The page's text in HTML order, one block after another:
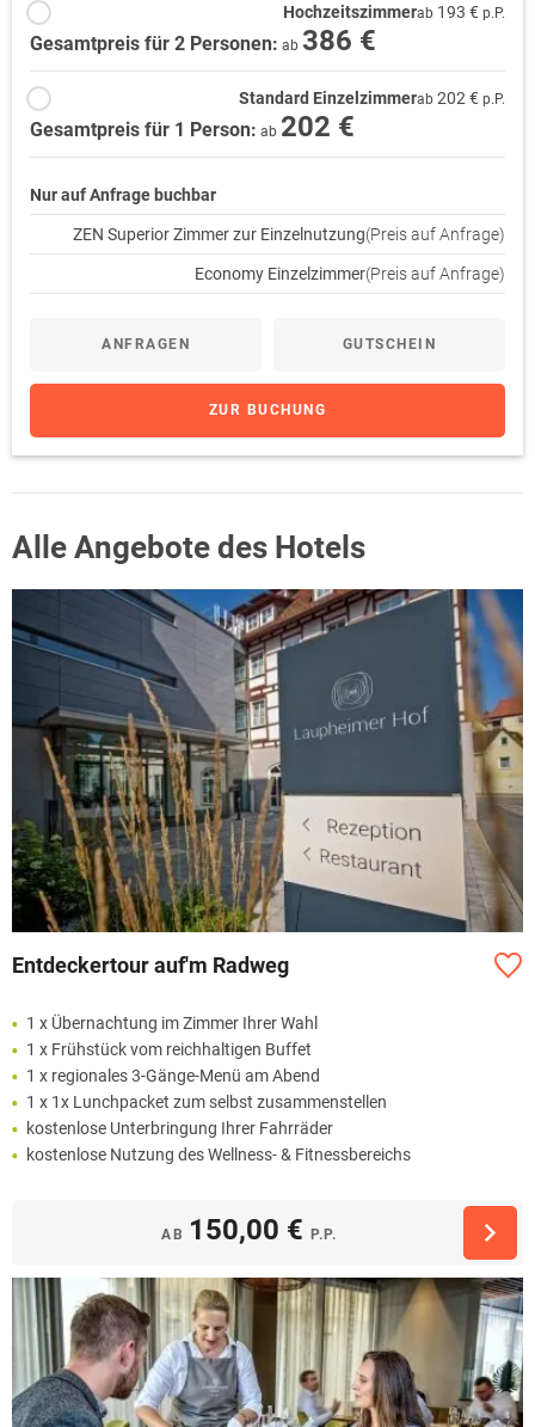
Hochzeitszimmerab 193 € p.P.
Gesamtpreis für 2 Personen: ab 386 €
Standard Einzelzimmerab 202 € p.P.
Gesamtpreis für 1 Person: ab 202 €
Nur auf Anfrage buchbar
ZEN Superior Zimmer zur Einzelnutzung(Preis auf Anfrage)
Economy Einzelzimmer(Preis auf Anfrage)
ANFRAGEN GUTSCHEIN
ZUR BUCHUNG
Alle Angebote des Hotels
Entdeckertour auf'm Radweg
1 x Übernachtung im Zimmer Ihrer Wahl
1 x Frühstück vom reichhaltigen Buffet
1 x regionales 3-Gänge-Menü am Abend
1 x 1x Lunchpacket zum selbst zusammenstellen
kostenlose Unterbringung Ihrer Fahrräder
kostenlose Nutzung des Wellness- & Fitnessbereichs
AB 150,00 € P.P.